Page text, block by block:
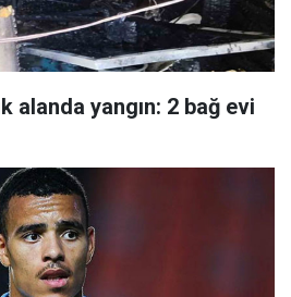
alanda yangın: 2 bağ evi